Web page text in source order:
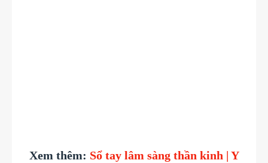
Xem thêm: Sổ tay lâm sàng thần kinh | Y